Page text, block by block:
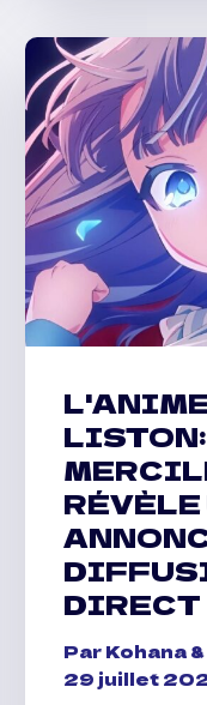
RÉVÈLE
DIRECT
Par Kohana
29 juillet